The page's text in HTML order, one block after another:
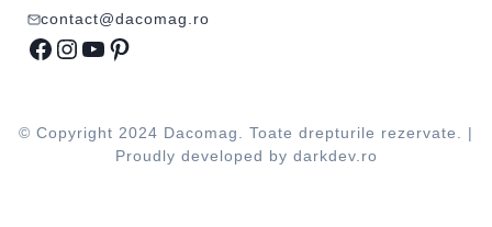
contact@dacomag.ro
Facebook
Instagram
YouTube
Pinterest
© Copyright 2024 Dacomag. Toate drepturile rezervate. |
Proudly developed by darkdev.ro